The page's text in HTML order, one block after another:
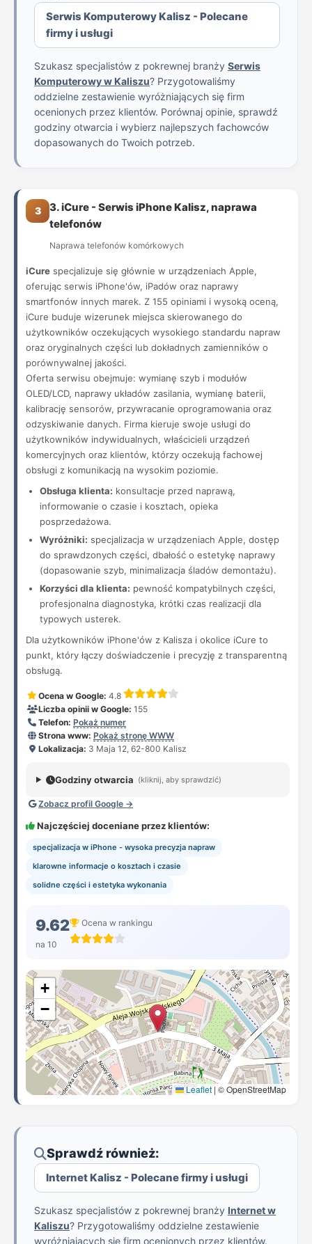
Serwis Komputerowy Kalisz - Polecane
firmy i usługi
Szukasz specjalistów z pokrewnej branży Serwis
Komputerowy w Kaliszu? Przygotowaliśmy
oddzielne zestawienie wyróżniających się firm
ocenionych przez klientów. Porównaj opinie, sprawdź
godziny otwarcia i wybierz najlepszych fachowców
dopasowanych do Twoich potrzeb.
3
3. iCure - Serwis iPhone Kalisz, naprawa
telefonów
Naprawa telefonów komórkowych
iCure specjalizuje się głównie w urządzeniach Apple,
oferując serwis iPhone'ów, iPadów oraz naprawy
smartfonów innych marek. Z 155 opiniami i wysoką oceną,
iCure buduje wizerunek miejsca skierowanego do
użytkowników oczekujących wysokiego standardu napraw
oraz oryginalnych części lub dokładnych zamienników o
porównywalnej jakości.
Oferta serwisu obejmuje: wymianę szyb i modułów
OLED/LCD, naprawy układów zasilania, wymianę baterii,
kalibrację sensorów, przywracanie oprogramowania oraz
odzyskiwanie danych. Firma kieruje swoje usługi do
użytkowników indywidualnych, właścicieli urządzeń
komercyjnych oraz klientów, którzy oczekują fachowej
obsługi z komunikacją na wysokim poziomie.
Obsługa klienta: konsultacje przed naprawą,
informowanie o czasie i kosztach, opieka
posprzedażowa.
Wyróżniki: specjalizacja w urządzeniach Apple, dostęp
do sprawdzonych części, dbałość o estetykę naprawy
(dopasowanie szyb, minimalizacja śladów demontażu).
Korzyści dla klienta: pewność kompatybilnych części,
profesjonalna diagnostyka, krótki czas realizacji dla
typowych usterek.
Dla użytkowników iPhone'ów z Kalisza i okolice iCure to
punkt, który łączy doświadczenie i precyzję z transparentną
obsługą.
Ocena w Google: 4.8
Liczba opinii w Google: 155
Telefon: Pokaż numer
Strona www: Pokaż stronę WWW
Lokalizacja: 3 Maja 12, 62-800 Kalisz
Godziny otwarcia (kliknij, aby sprawdzić)
Zobacz profil Google →
Najczęściej doceniane przez klientów:
specjalizacja w iPhone - wysoka precyzja napraw
klarowne informacje o kosztach i czasie
solidne części i estetyka wykonania
9.62
na 10
Ocena w rankingu
+
−
Leaflet|© OpenStreetMap
Sprawdź również:
Internet Kalisz - Polecane firmy i usługi
Szukasz specjalistów z pokrewnej branży Internet w
Kaliszu? Przygotowaliśmy oddzielne zestawienie
wyróżniających się firm ocenionych przez klientów.